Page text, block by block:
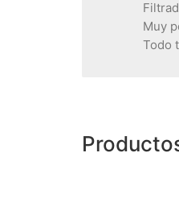
Filtrado
Muy
Todo